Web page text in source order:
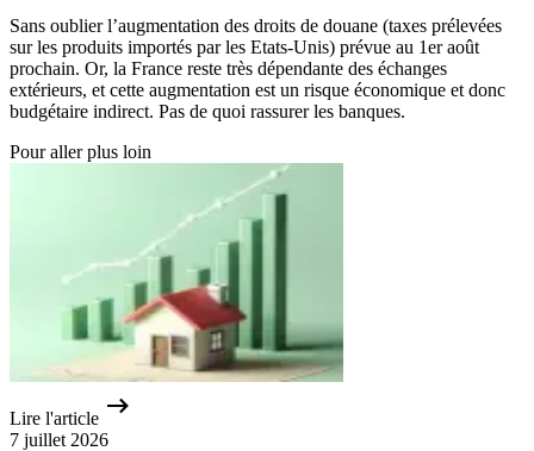
Sans oublier l’augmentation des droits de douane (taxes prélevées
sur les produits importés par les Etats-Unis) prévue au 1er août
prochain. Or, la France reste très dépendante des échanges
extérieurs, et cette augmentation est un risque économique et donc
budgétaire indirect. Pas de quoi rassurer les banques.
Pour aller plus loin
Lire l'article
7 juillet 2026